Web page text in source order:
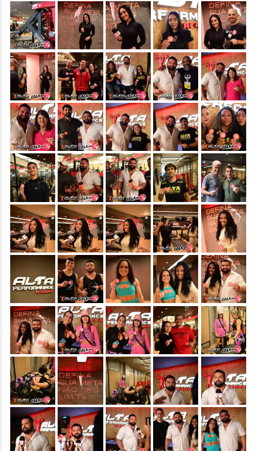
&nbsp; &nbsp; &nbsp; &nbsp; &nbsp;
&nbsp; &nbsp; &nbsp; &nbsp; &nbsp;
&nbsp; &nbsp; &nbsp; &nbsp; &nbsp;
&nbsp; &nbsp; &nbsp; &nbsp; &nbsp;
&nbsp; &nbsp; &nbsp; &nbsp; &nbsp;
&nbsp; &nbsp; &nbsp; &nbsp; &nbsp;
&nbsp; &nbsp; &nbsp; &nbsp; &nbsp;
&nbsp; &nbsp; &nbsp; &nbsp; &nbsp;
&nbsp; &nbsp; &nbsp; &nbsp; &nbsp;